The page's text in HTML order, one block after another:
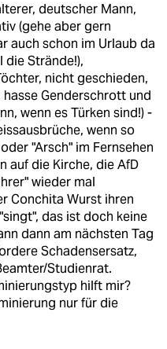
deutscher Mann,
(gehe aber gern
auch schon im Urlaub da
die Strände!),
nicht geschieden,
Genderschrott und
wenn es Türken sind!) -
wenn so
"Arsch" im Fernsehen
auf die Kirche, die AfD
wieder mal
Conchita Wurst ihren
das ist doch keine
dann am nächsten Tag
Schadensersatz,
Studienrat.
hilft mir?
nur für die